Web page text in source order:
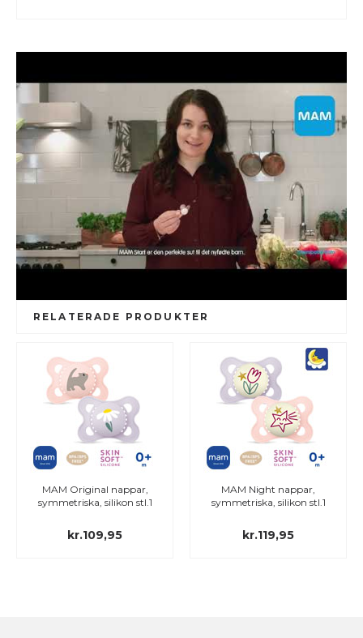
RELATERADE PRODUKTER
MAM Original nappar,
symmetriska, silikon stl.1
kr.109,95
MAM Night nappar,
symmetriska, silikon stl.1
kr.119,95